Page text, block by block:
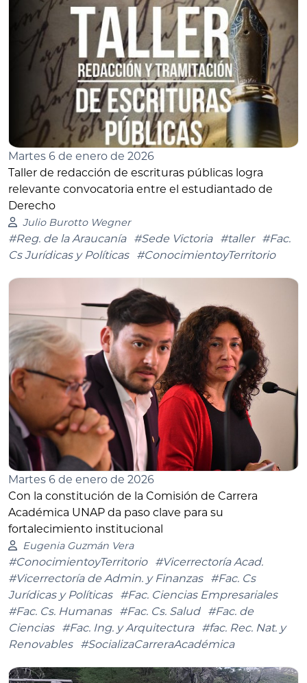
Martes 6 de enero de 2026
Taller de redacción de escrituras públicas logra
relevante convocatoria entre el estudiantado de
Derecho
Julio Burotto Wegner
#Reg. de la Araucanía #Sede Victoria #taller
#Fac.
Cs Jurídicas y Políticas
#ConocimientoyTerritorio
Martes 6 de enero de 2026
Con la constitución de la Comisión de Carrera
Académica UNAP da paso clave para su
fortalecimiento institucional
Eugenia Guzmán Vera
#ConocimientoyTerritorio
#Vicerrectoría Acad.
#Vicerrectoría de Admin. y Finanzas
#Fac. Cs
Jurídicas y Políticas
#Fac. Ciencias Empresariales
#Fac. Cs. Humanas
#Fac. Cs. Salud
#Fac. de
Ciencias
#Fac. Ing. y Arquitectura
#fac. Rec. Nat. y
Renovables
#SocializaCarreraAcadémica